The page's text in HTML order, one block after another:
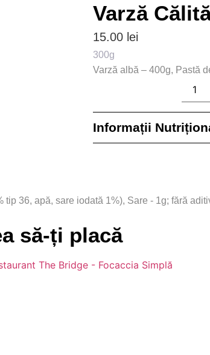
Varză
15.00 lei
300g
Varză albă – 400g, Pastă
Informații
36, apă, sare iodată 1%), Sare - 1g; fără
să-ți placă